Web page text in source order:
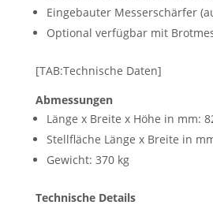
Eingebauter Messerschärfer
Optional verfügbar mit
[TAB:Technische Daten]
Abmessungen
Länge x Breite x Höhe in mm:
​Stellfläche Länge x Breite in
Gewicht: 370 kg
Technische Details